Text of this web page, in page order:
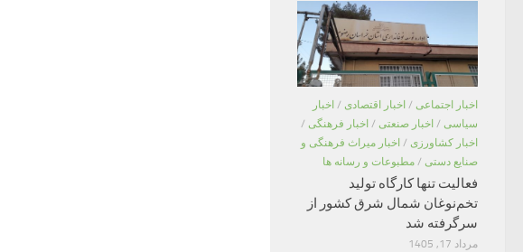
اخبار اجتماعی / اخبار اقتصادی / اخبار
سیاسی / اخبار صنعتی / اخبار فرهنگی /
اخبار کشاورزی / اخبار میراث فرهنگی و
صنایع دستی / مطبوعات و رسانه ها
فعالیت تنها کارگاه تولید
تخم‌نوغان شمال شرق کشور از
سرگرفته شد
مرداد 17, 1405